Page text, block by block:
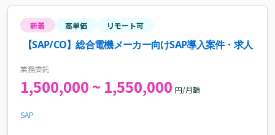
新着 高単価 リモート可
【SAP/CO】総合電機メーカー向けSAP導入案件・求人
業務委託
1,500,000 ~ 1,550,000 円/月額
SAP